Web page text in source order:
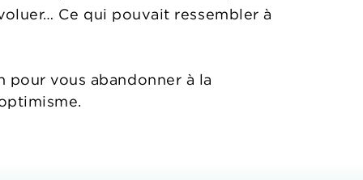
Ce qui pouvait ressembler à
pour vous abandonner à la